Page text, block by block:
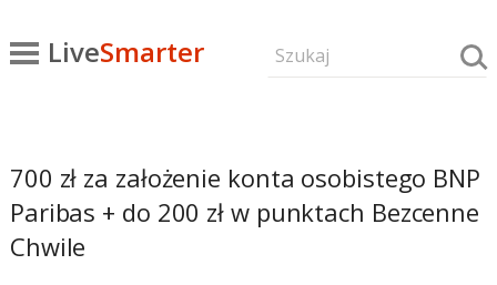
LiveSmarter
700 zł za założenie konta osobistego BNP
Paribas + do 200 zł w punktach Bezcenne
Chwile